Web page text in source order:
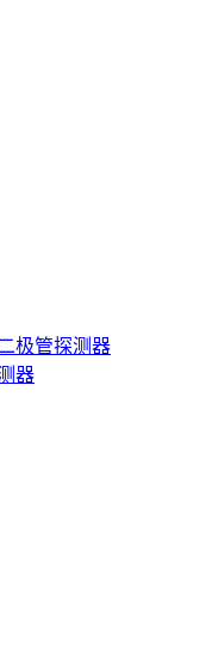
极管探测器
器